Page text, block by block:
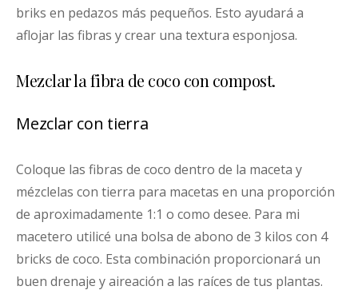
briks en pedazos más pequeños. Esto ayudará a
aflojar las fibras y crear una textura esponjosa.
Mezclar la fibra de coco con compost.
Mezclar con tierra
Coloque las fibras de coco dentro de la maceta y
mézclelas con tierra para macetas en una proporción
de aproximadamente 1:1 o como desee. Para mi
macetero utilicé una bolsa de abono de 3 kilos con 4
bricks de coco. Esta combinación proporcionará un
buen drenaje y aireación a las raíces de tus plantas.